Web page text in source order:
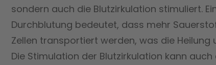
sondern auch die Blutzirkulation stimuliert.
Durchblutung bedeutet, dass mehr
Zellen transportiert werden, was die
Die Stimulation der Blutzirkulation kann